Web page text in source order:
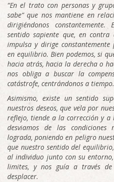
“En el trato con personas y
sabe” que nos mantiene en
dirigiéndonos
sentido sapiente que, en
impulsa y dirige
en equilibrio. Bien podemos, si
hacia atrás, hacia la derecha o
nos obliga a buscar la
catástrofe, centrándonos a tiempo.
Asimismo, existe un sentido
nuestros deseos, que vela por
reflejo, tiende a la corrección y a
desviamos de las condiciones
lograda, poniendo en peligro
que nuestro sentido del
al individuo junto con su
limites, y nos guía a través
desplacer.